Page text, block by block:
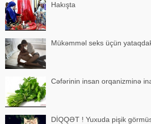
Hakışta
Mükəmməl seks üçün
Cəfərinin insan orqanizminə
DİQQƏT ! Yuxuda pişik